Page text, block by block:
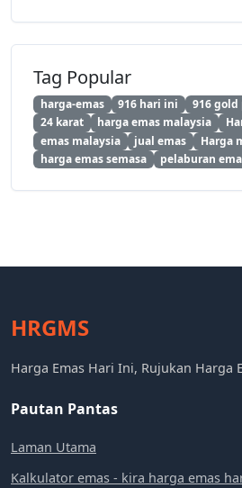
Tag Popular
harga-emas 916 hari ini 916 gold
24 karat
harga emas malaysia
emas malaysia
jual emas Harga
harga emas semasa
pelaburan
HRGMS
Harga Emas Hari Ini, Rujukan Harga
Pautan Pantas
Laman Utama
Kalkulator emas - kira harga emas